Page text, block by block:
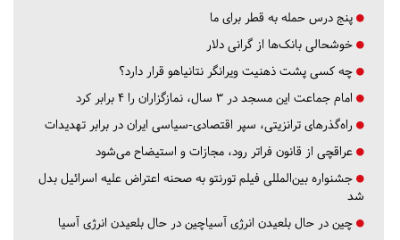
پنج درس‌ حمله به قطر برای ما
خوشحالی بانک‌ها از گرانی دلار
چه کسی پشت ذهنیت ویرانگر نتانیاهو قرار دارد؟
امام جماعت این مسجد در ۳ سال، نمازگزاران را ۴ برابر کرد
راه‌گذرهای ترانزیتی، سپر اقتصادی-سیاسی ایران در برابر تهدیدات
عراقچی از قانون فراتر رود، مجازات و استیضاح می‌شود
جشنواره بین‌المللی فیلم تورنتو به صحنه اعتراض علیه اسرائیل بدل
شد
چین در حال بلعیدن انرژی آسیاچین در حال بلعیدن انرژی آسیا